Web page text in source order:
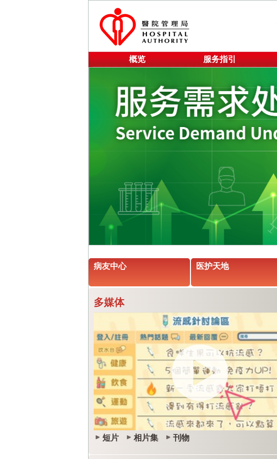
概览 服务指引
病友中心 医护天地
多媒体
短片 相片集 刊物